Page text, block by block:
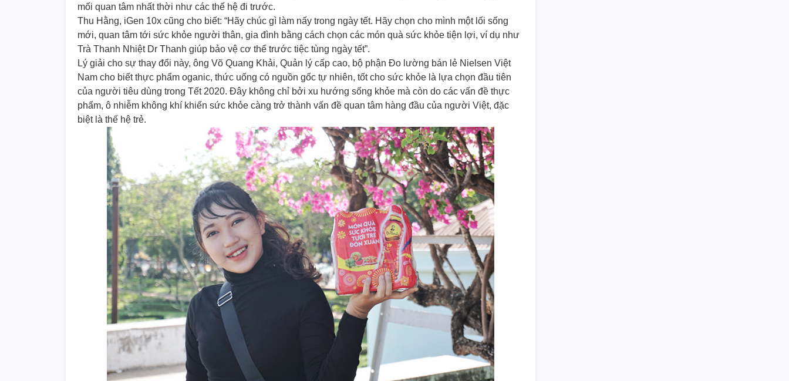
mối quan tâm nhất thời như các thế hệ đi trước.
Thu Hằng, iGen 10x cũng cho biết: “Hãy chúc gì làm nấy trong ngày tết. Hãy chọn cho mình một lối sống
mới, quan tâm tới sức khỏe người thân, gia đình bằng cách chọn các món quà sức khỏe tiện lợi, ví dụ như
Trà Thanh Nhiệt Dr Thanh giúp bảo vệ cơ thể trước tiệc tùng ngày tết”.
Lý giải cho sự thay đổi này, ông Võ Quang Khải, Quản lý cấp cao, bộ phận Đo lường bán lẻ Nielsen Việt
Nam cho biết thực phẩm oganic, thức uống có nguồn gốc tự nhiên, tốt cho sức khỏe là lựa chọn đầu tiên
của người tiêu dùng trong Tết 2020. Đây không chỉ bởi xu hướng sống khỏe mà còn do các vấn đề thực
phẩm, ô nhiễm không khí khiến sức khỏe càng trở thành vấn đề quan tâm hàng đầu của người Việt, đặc
biệt là thế hệ trẻ.